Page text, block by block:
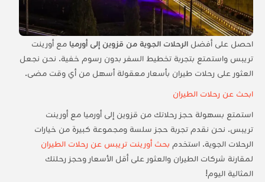
احصل على أفضل الرحلات الجوية من قزوين إلى أورميا مع أورينت
تريبس واستمتع بتجربة تخطيط السفر بدون رسوم خفية. نحن نجعل
العثور على رحلات طيران بأسعار معقولة أسهل من أي وقت مضى.
ابحث عن رحلات الطيران
استمتع بسهولة حجز رحلاتك من قزوين إلى أورميا مع أورينت
تريبس. نحن نقدم تجربة حجز سلسة ومجموعة كبيرة من خيارات
الرحلات الجوية. استخدم بحث أورينت تريبس عن رحلات الطيران
لمقارنة شركات الطيران والعثور على أقل الأسعار وحجز رحلتك
المثالية اليوم!